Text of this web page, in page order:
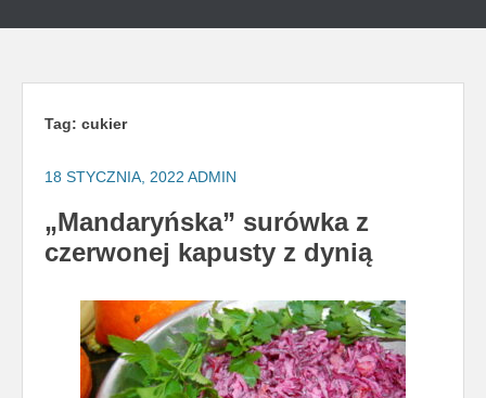
Tag: cukier
18 STYCZNIA, 2022 ADMIN
„Mandaryńska” surówka z
czerwonej kapusty z dynią